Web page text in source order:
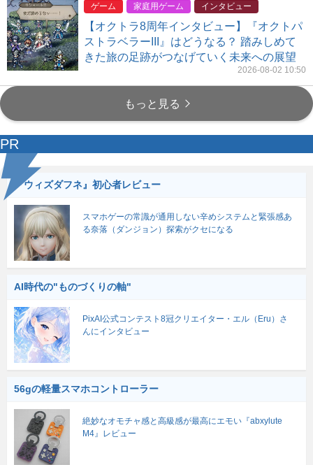
ゲーム 家庭用ゲーム インタビュー
【オクトラ8周年インタビュー】『オクトパ
ストラベラーIII』はどうなる？ 踏みしめて
きた旅の足跡がつなげていく未来への展望
2026-08-02 10:50
もっと見る
PR
『ウィズダフネ』初心者レビュー
スマホゲーの常識が通用しない辛めシステムと緊張感あ
る奈落（ダンジョン）探索がクセになる
AI時代の"ものづくりの軸"
PixAI公式コンテスト8冠クリエイター・エル（Eru）さ
んにインタビュー
56gの軽量スマホコントローラー
絶妙なオモチャ感と高級感が最高にエモい『abxylute
M4』レビュー